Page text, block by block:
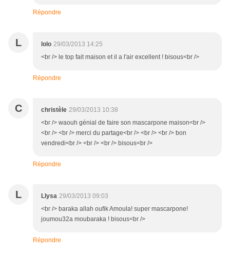
Répondre
L lolo 29/03/2013 14:25
<br /> le top fait maison et il a l'air excellent ! bisous<br />
Répondre
C christèle 29/03/2013 10:38
<br /> waouh génial de faire son mascarpone maison<br />
<br /> <br /> merci du partage<br /> <br /> <br /> bon
vendredi<br /> <br /> <br /> bisous<br />
Répondre
L Llysa 29/03/2013 09:03
<br /> baraka allah oufik Amoula! super mascarpone!
joumou32a moubaraka ! bisous<br />
Répondre